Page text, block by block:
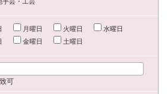
月曜日 火曜日
水曜日
金曜日 土曜日
可